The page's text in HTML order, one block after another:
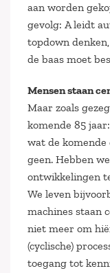
aan worden
gevolg: A leidt
topdown
de baas moet
Mensen staan
Maar zoals
komende 85
wat de komende
geen. Hebben
ontwikkelingen
We leven
machines staan
niet meer om
(cyclische)
toegang tot